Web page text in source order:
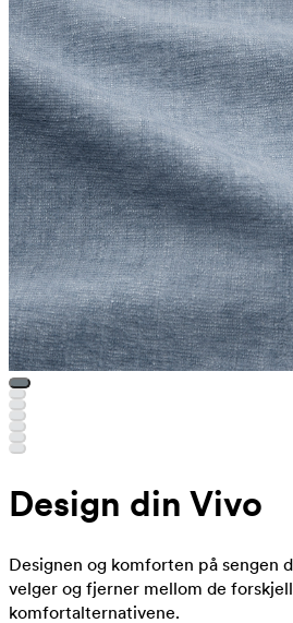
Design din Vivo
Designen og komforten på sengen
velger og fjerner mellom de
komfortalternativene.